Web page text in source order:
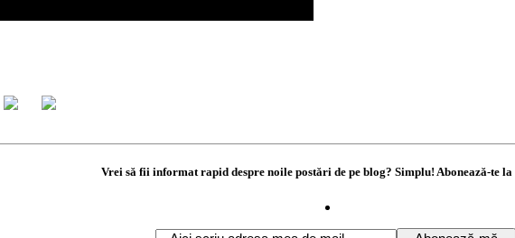
Vrei să fii informat rapid despre noile postări de pe blog? Simplu! Abonează-te la